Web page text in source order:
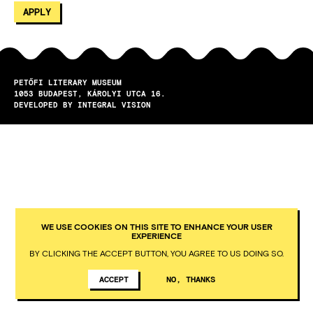
PETŐFI LITERARY MUSEUM
1053
BUDAPEST
KÁROLYI UTCA 16.
DEVELOPED BY INTEGRAL VISION
WE USE COOKIES ON THIS SITE TO ENHANCE YOUR USER
EXPERIENCE
BY CLICKING THE ACCEPT BUTTON, YOU AGREE TO US DOING SO.
ACCEPT NO, THANKS